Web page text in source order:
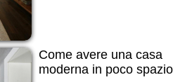
Come avere una casa
moderna in poco spazio